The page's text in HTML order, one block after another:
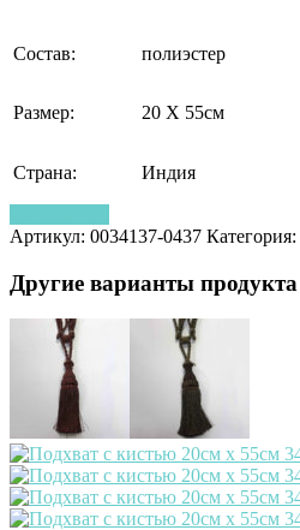
Состав: полиэстер
Размер: 20 Х 55см
Страна: Индия
Артикул: 0034137-0437 Категория:
Другие варианты продукта